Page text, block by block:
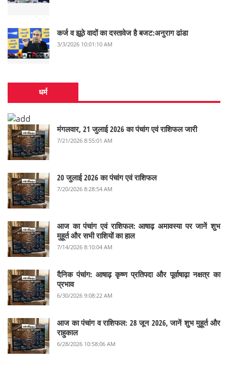
कर्ज व झूठे वादों का दस्तावेज है बजट:अनुराग ढांडा
3/3/2026 10:01:10 AM
धर्म
मंगलवार, 21 जुलाई 2026 का पंचांग एवं राशिफल जारी
7/21/2026 8:55:01 AM
20 जुलाई 2026 का पंचांग एवं राशिफल
7/20/2026 8:28:54 AM
आज का पंचांग एवं राशिफल: आषाढ़ अमावस्या पर जानें शुभ
मुहूर्त और सभी राशियों का हाल
7/14/2026 8:10:04 AM
दैनिक पंचांग: आषाढ़ कृष्ण प्रतिपदा और पूर्वाषाढ़ा नक्षत्र का
प्रभाव
6/30/2026 9:08:22 AM
आज का पंचांग व राशिफल: 28 जून 2026, जानें शुभ मुहूर्त और
राहुकाल
6/28/2026 10:58:06 AM